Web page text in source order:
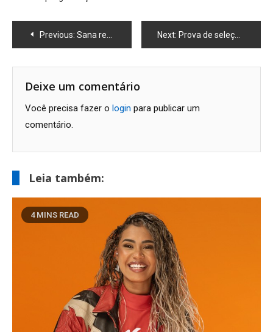
Navegação
de
Post
Previous: Sana recebe Corrida Ecológica neste domingo Next: Prova de seleção para o CAp reúne 2010 estudantes na Cidade Universitária
Deixe um comentário
Você precisa fazer o login para publicar um
comentário.
Leia também:
4 MINS READ